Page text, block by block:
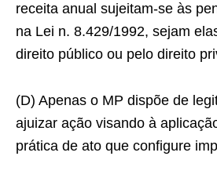
receita anual sujeitam-se às
na Lei n. 8.429/1992, sejam
direito público ou pelo direito
(D) Apenas o MP dispõe de
ajuizar ação visando à
prática de ato que configure